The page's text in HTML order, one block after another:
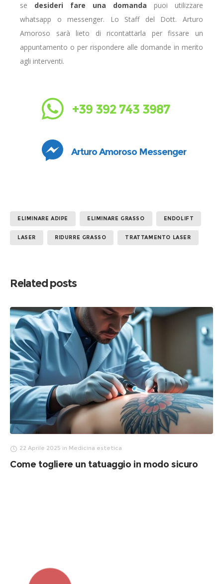
se desideri fare una domanda puoi utilizzare
whatsapp o messenger. Lo Staff del Dott. Arturo
Amoroso sarà lieto di ricontattarla per fissare un
appuntamento o per rispondere alle domande in merito
agli interventi.
+39 392 743 3987
Arturo Amoroso Messenger
ELIMINARE ADIPE ELIMINARE GRASSO ENDOLIFT
LASER RIDURRE GRASSO TRATTAMENTO LASER
Related posts
22 Aprile 2025 in Medicina estetica
Come togliere un tatuaggio in modo sicuro